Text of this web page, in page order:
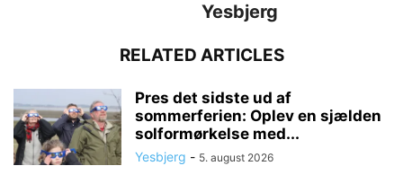
Yesbjerg
RELATED ARTICLES
Pres det sidste ud af
sommerferien: Oplev en sjælden
solformørkelse med...
Yesbjerg - 5. august 2026